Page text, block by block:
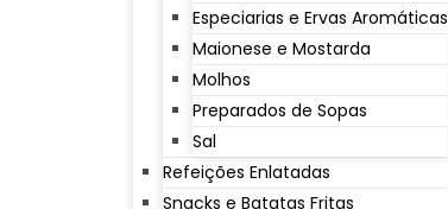
Especiarias e Ervas Aromáticas
Maionese e Mostarda
Molhos
Preparados de Sopas
Sal
Refeições Enlatadas
Snacks e Batatas Fritas